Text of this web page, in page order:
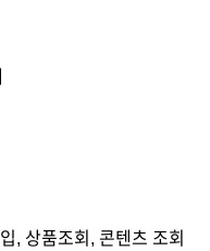
, 상품조회, 콘텐츠 조회